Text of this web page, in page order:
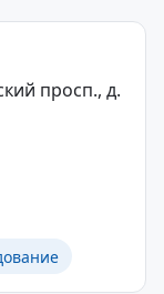
просп., д.